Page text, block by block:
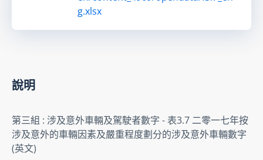
g.xlsx
說明
第三組 : 涉及意外車輛及駕駛者數字 - 表3.7 二零一七年按
涉及意外的車輛因素及嚴重程度劃分的涉及意外車輛數字
(英文)